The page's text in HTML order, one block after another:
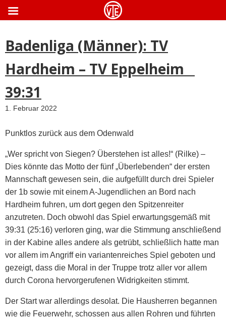
ApothekeGermany.com
Badenliga (Männer): TV
Hardheim – TV Eppelheim
39:31
1. Februar 2022
Punktlos zurück aus dem Odenwald
„Wer spricht von Siegen? Überstehen ist alles!“ (Rilke) –
Dies könnte das Motto der fünf „Überlebenden“ der ersten
Mannschaft gewesen sein, die aufgefüllt durch drei Spieler
der 1b sowie mit einem A-Jugendlichen an Bord nach
Hardheim fuhren, um dort gegen den Spitzenreiter
anzutreten. Doch obwohl das Spiel erwartungsgemäß mit
39:31 (25:16) verloren ging, war die Stimmung anschließend
in der Kabine alles andere als getrübt, schließlich hatte man
vor allem im Angriff ein variantenreiches Spiel geboten und
gezeigt, dass die Moral in der Truppe trotz aller vor allem
durch Corona hervorgerufenen Widrigkeiten stimmt.
Der Start war allerdings desolat. Die Hausherren begannen
wie die Feuerwehr, schossen aus allen Rohren und führten